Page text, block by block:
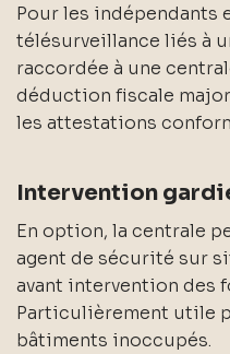
Pour les indépendants
télésurveillance liés à
raccordée à une
déduction fiscale
les attestations
Intervention
En option, la centrale
agent de sécurité sur
avant intervention des
Particulièrement utile
bâtiments inoccupés.